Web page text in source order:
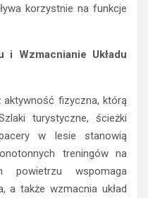
korzystnie na funkcje
i Wzmacnianie Układu
fizyczna, którą
turystyczne, ścieżki
w lesie stanowią
treningów na
powietrzu wspomaga
a także wzmacnia układ